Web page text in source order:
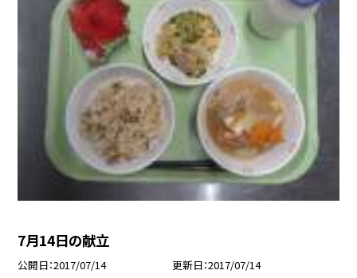
7月14日の献立
公開日 2017/07/14 更新日 2017/07/14